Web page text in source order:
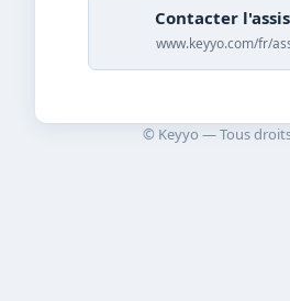
Contacter
www.keyyo.com/fr/
© Keyyo — Tous